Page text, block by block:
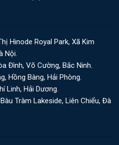
Hinode Royal Park, Xã Kim
Nội.
Đình, Võ Cường, Bắc Ninh.
Hồng Bàng, Hải Phòng.
Linh, Hải Dương.
Tràm Lakeside, Liên Chiểu, Đà